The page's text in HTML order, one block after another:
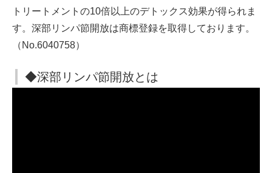
トリートメントの10倍以上のデトックス効果が得られま
す。深部リンパ節開放は商標登録を取得しております。
（No.6040758）
◆深部リンパ節開放とは